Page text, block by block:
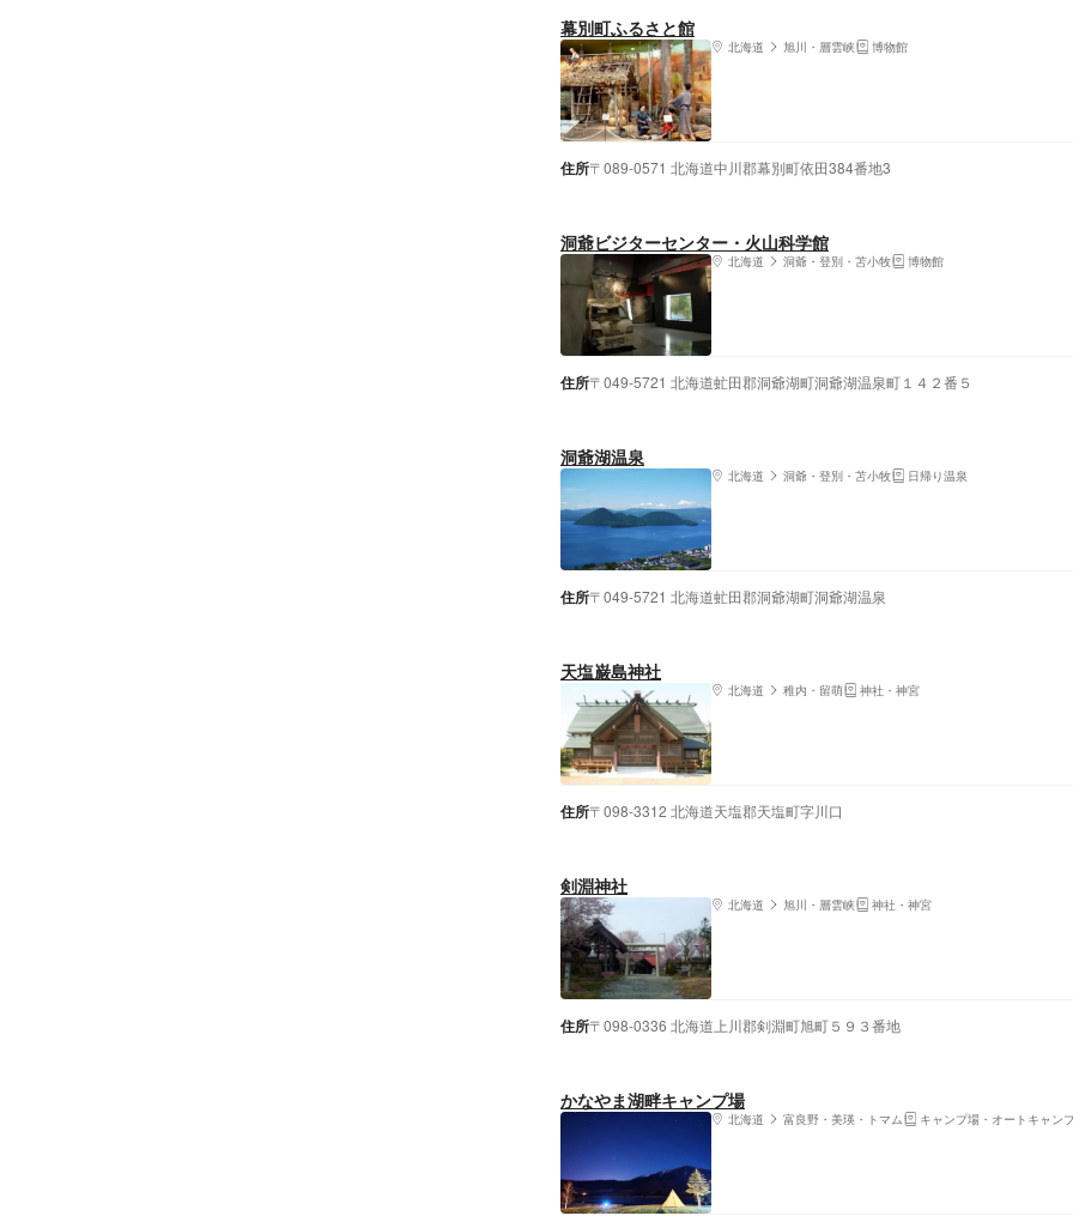
幕別町ふるさと館
北海道 旭川・層雲峡 博物館
住所〒089-0571 北海道中川郡幕別町依田384番地3
洞爺ビジターセンター・火山科学館
北海道 洞爺・登別・苫小牧 博物館
住所〒049-5721 北海道虻田郡洞爺湖町洞爺湖温泉町１４２番５
洞爺湖温泉
北海道 洞爺・登別・苫小牧 日帰り温泉
住所〒049-5721 北海道虻田郡洞爺湖町洞爺湖温泉
天塩巌島神社
北海道 稚内・留萌 神社・神宮
住所〒098-3312 北海道天塩郡天塩町字川口
剣淵神社
北海道 旭川・層雲峡 神社・神宮
住所〒098-0336 北海道上川郡剣淵町旭町５９３番地
かなやま湖畔キャンプ場
北海道 富良野・美瑛・トマム キャンプ場・オートキャン